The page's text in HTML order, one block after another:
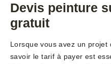
Devis peinture
gratuit
Lorsque vous avez un
savoir le tarif à payer est